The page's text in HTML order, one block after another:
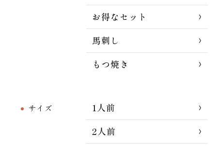
お得なセット
馬刺し
もつ焼き
サイズ
1人前
2人前